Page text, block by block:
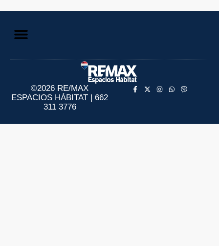
©2026 RE/MAX
ESPACIOS HÁBITAT | 662
311 3776